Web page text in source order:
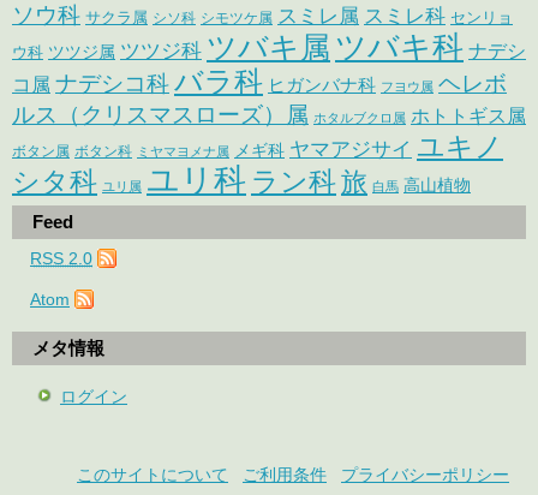
ソウ科 サクラ属 シソ科 シモツケ属 スミレ属 スミレ科 センリョ
ウ科 ツツジ属 ツツジ科 ツバキ属 ツバキ科 ナデシ
コ属 ナデシコ科バラ科 ヒガンバナ科 フヨウ属 ヘレボ
ルス（クリスマスローズ）属 ホタルブクロ属 ホトトギス属
ボタン属 ボタン科 ミヤマヨメナ属 メギ科 ヤマアジサイ ユキノ
シタ科 ユリ属 ユリ科 ラン科旅 白馬 高山植物
Feed
RSS 2.0
Atom
メタ情報
ログイン
このサイトについて ご利用条件
プライバシーポリシー